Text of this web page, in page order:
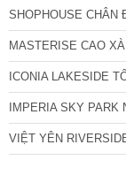
SHOPHOUSE CHÂN
MASTERISE CAO
ICONIA LAKESIDE
IMPERIA SKY PARK
VIỆT YÊN